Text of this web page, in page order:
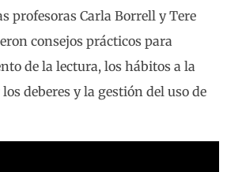
profesoras Carla Borrell y Tere
consejos prácticos para
de la lectura, los hábitos a la
deberes y la gestión del uso de